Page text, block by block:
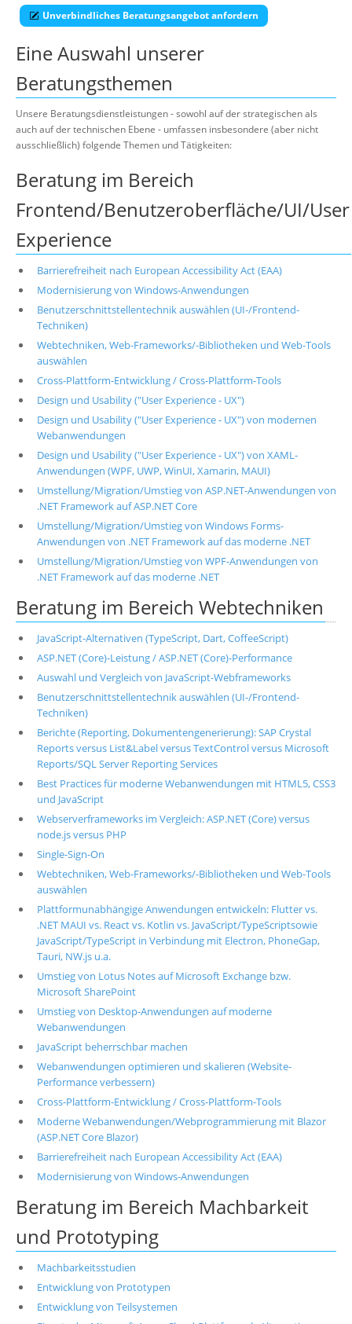
Unverbindliches Beratungsangebot anfordern
Eine Auswahl unserer
Beratungsthemen
Unsere Beratungsdienstleistungen - sowohl auf der strategischen als
auch auf der technischen Ebene - umfassen insbesondere (aber nicht
ausschließlich) folgende Themen und Tätigkeiten:
Beratung im Bereich
Frontend/Benutzeroberfläche/UI/User
Experience
Barrierefreiheit nach European Accessibility Act (EAA)
Modernisierung von Windows-Anwendungen
Benutzerschnittstellentechnik auswählen (UI-/Frontend-
Techniken)
Webtechniken, Web-Frameworks/-Bibliotheken und Web-Tools
auswählen
Cross-Plattform-Entwicklung / Cross-Plattform-Tools
Design und Usability ("User Experience - UX")
Design und Usability ("User Experience - UX") von modernen
Webanwendungen
Design und Usability ("User Experience - UX") von XAML-
Anwendungen (WPF, UWP, WinUI, Xamarin, MAUI)
Umstellung/Migration/Umstieg von ASP.NET-Anwendungen von
.NET Framework auf ASP.NET Core
Umstellung/Migration/Umstieg von Windows Forms-
Anwendungen von .NET Framework auf das moderne .NET
Umstellung/Migration/Umstieg von WPF-Anwendungen von
.NET Framework auf das moderne .NET
Beratung im Bereich Webtechniken
JavaScript-Alternativen (TypeScript, Dart, CoffeeScript)
ASP.NET (Core)-Leistung / ASP.NET (Core)-Performance
Auswahl und Vergleich von JavaScript-Webframeworks
Benutzerschnittstellentechnik auswählen (UI-/Frontend-
Techniken)
Berichte (Reporting, Dokumentengenerierung): SAP Crystal
Reports versus List&Label versus TextControl versus Microsoft
Reports/SQL Server Reporting Services
Best Practices für moderne Webanwendungen mit HTML5, CSS3
und JavaScript
Webserverframeworks im Vergleich: ASP.NET (Core) versus
node.js versus PHP
Single-Sign-On
Webtechniken, Web-Frameworks/-Bibliotheken und Web-Tools
auswählen
Plattformunabhängige Anwendungen entwickeln: Flutter vs.
.NET MAUI vs. React vs. Kotlin vs. JavaScript/TypeScriptsowie
JavaScript/TypeScript in Verbindung mit Electron, PhoneGap,
Tauri, NW.js u.a.
Umstieg von Lotus Notes auf Microsoft Exchange bzw.
Microsoft SharePoint
Umstieg von Desktop-Anwendungen auf moderne
Webanwendungen
JavaScript beherrschbar machen
Webanwendungen optimieren und skalieren (Website-
Performance verbessern)
Cross-Plattform-Entwicklung / Cross-Plattform-Tools
Moderne Webanwendungen/Webprogrammierung mit Blazor
(ASP.NET Core Blazor)
Barrierefreiheit nach European Accessibility Act (EAA)
Modernisierung von Windows-Anwendungen
Beratung im Bereich Machbarkeit
und Prototyping
Machbarkeitsstudien
Entwicklung von Prototypen
Entwicklung von Teilsystemen